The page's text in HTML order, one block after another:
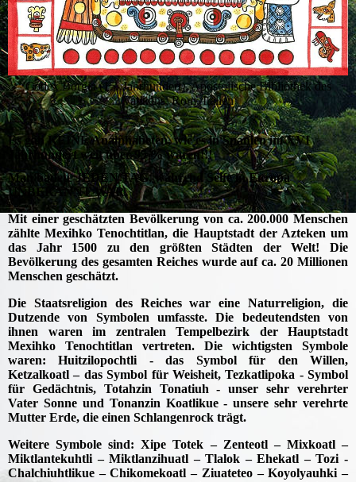
Codex Borgia (15. Jahrhundert), Apostolische Bibliothek des
Vatikans, Rom, Italien
Es gab KEINE Analphabeten, wie es in Spanien im XVI
Jahrhundert weit über 95 % waren!!!
Man badete JEDEN TAG, während Seife in Europa
UNBEKANNT WAR.
Mit einer geschätzten Bevölkerung von ca. 200.000 Menschen
zählte Mexihko Tenochtitlan, die Hauptstadt der Azteken um
das Jahr 1500 zu den größten Städten der Welt! Die
Bevölkerung des gesamten Reiches wurde auf ca. 20 Millionen
Menschen geschätzt.
Die Staatsreligion des Reiches war eine Naturreligion, die
Dutzende von Symbolen umfasste. Die bedeutendsten von
ihnen waren im zentralen Tempelbezirk der Hauptstadt
Mexihko Tenochtitlan vertreten. Die wichtigsten Symbole
waren: Huitzilopochtli - das Symbol für den Willen,
Ketzalkoatl – das Symbol für Weisheit, Tezkatlipoka - Symbol
für Gedächtnis, Totahzin Tonatiuh - unser sehr verehrter
Vater Sonne und Tonanzin Koatlikue - unsere sehr verehrte
Mutter Erde, die einen Schlangenrock trägt.
Weitere Symbole sind: Xipe Totek – Zenteotl – Mixkoatl –
Miktlantekuhtli – Miktlanzihuatl – Tlalok – Ehekatl – Tozi -
Chalchiuhtlikue – Chikomekoatl – Ziuateteo – Koyolyauhki –